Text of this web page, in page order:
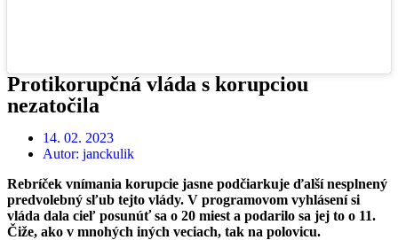
Protikorupčná vláda s korupciou
nezatočila
14. 02. 2023
Autor: janckulik
Rebríček vnímania korupcie jasne podčiarkuje ďalší nesplnený
predvolebný sľub tejto vlády. V programovom vyhlásení si
vláda dala cieľ posunúť sa o 20 miest a podarilo sa jej to o 11.
Čiže, ako v mnohých iných veciach, tak na polovicu.